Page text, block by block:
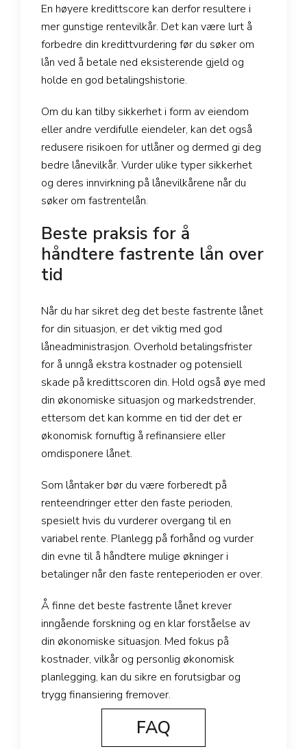
En høyere kredittscore kan derfor resultere i
mer gunstige rentevilkår. Det kan være lurt å
forbedre din kredittvurdering før du søker om
lån ved å betale ned eksisterende gjeld og
holde en god betalingshistorie.
Om du kan tilby sikkerhet i form av eiendom
eller andre verdifulle eiendeler, kan det også
redusere risikoen for utlåner og dermed gi deg
bedre lånevilkår. Vurder ulike typer sikkerhet
og deres innvirkning på lånevilkårene når du
søker om fastrentelån.
Beste praksis for å
håndtere fastrente lån over
tid
Når du har sikret deg det beste fastrente lånet
for din situasjon, er det viktig med god
låneadministrasjon. Overhold betalingsfrister
for å unngå ekstra kostnader og potensiell
skade på kredittscoren din. Hold også øye med
din økonomiske situasjon og markedstrender,
ettersom det kan komme en tid der det er
økonomisk fornuftig å refinansiere eller
omdisponere lånet.
Som låntaker bør du være forberedt på
renteendringer etter den faste perioden,
spesielt hvis du vurderer overgang til en
variabel rente. Planlegg på forhånd og vurder
din evne til å håndtere mulige økninger i
betalinger når den faste renteperioden er over.
Å finne det beste fastrente lånet krever
inngående forskning og en klar forståelse av
din økonomiske situasjon. Med fokus på
kostnader, vilkår og personlig økonomisk
planlegging, kan du sikre en forutsigbar og
trygg finansiering fremover.
FAQ